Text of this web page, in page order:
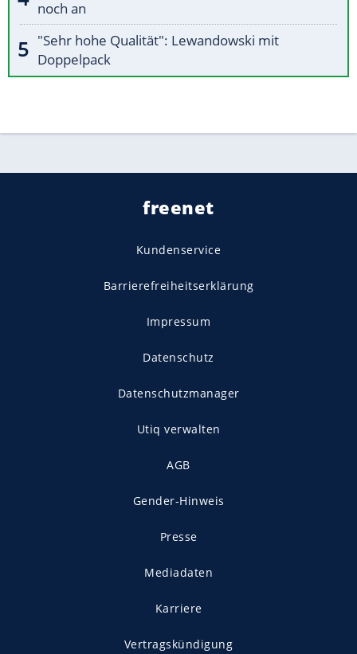
noch an
"Sehr hohe Qualität": Lewandowski mit
Doppelpack
freenet
Kundenservice
Barrierefreiheitserklärung
Impressum
Datenschutz
Datenschutzmanager
Utiq verwalten
AGB
Gender-Hinweis
Presse
Mediadaten
Karriere
Vertragskündigung